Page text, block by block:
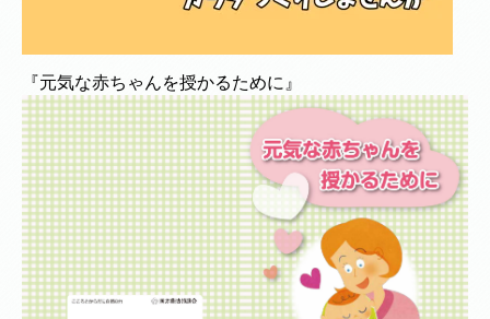
『元気な赤ちゃんを授かるために』